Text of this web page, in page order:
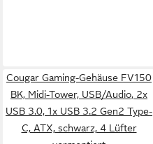
Cougar Gaming-Gehäuse FV150
BK, Midi-Tower, USB/Audio, 2x
USB 3.0, 1x USB 3.2 Gen2 Type-
C, ATX, schwarz, 4 Lüfter